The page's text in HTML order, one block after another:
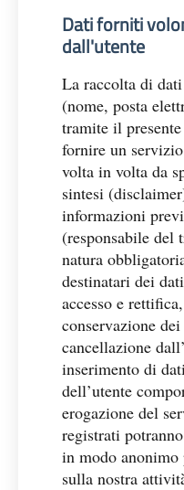
Dati forniti
dall'utente
La raccolta di
(nome, posta
tramite il
fornire un
volta in volta da
sintesi
informazioni
(responsabile del
natura
destinatari dei
accesso e
conservazione
cancellazione
inserimento di
dell’utente
erogazione del
registrati
in modo
sulla nostra